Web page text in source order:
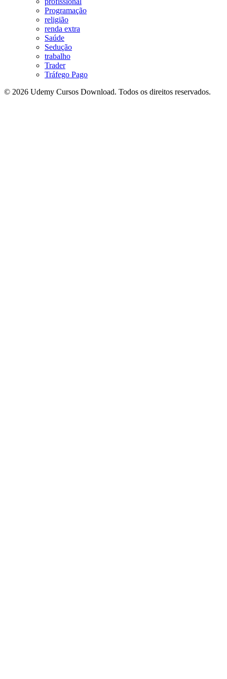
Programação
religião
renda extra
Saúde
Sedução
trabalho
Trader
Tráfego Pago
© 2026 Udemy Cursos Download. Todos os direitos reservados.